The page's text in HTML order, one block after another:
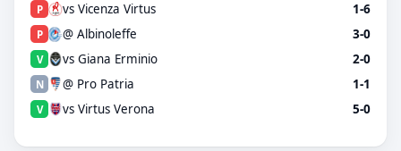
P vs Vicenza Virtus 1-6
P @ Albinoleffe 3-0
V vs Giana Erminio 2-0
N @ Pro Patria 1-1
V vs Virtus Verona 5-0